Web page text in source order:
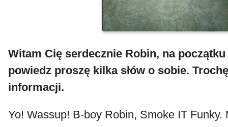
Witam Cię serdecznie Robin, na
powiedz proszę kilka słów o sobie.
informacji.
Yo! Wassup! B-boy Robin, Smoke IT Funky.